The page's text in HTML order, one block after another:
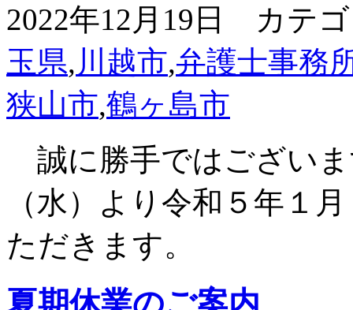
2022年12月19日 カテ
玉県, 川越市,弁護士事務
狭山市,鶴ヶ島市
誠に勝手ではござい
（水）より令和５年１
ただきます。